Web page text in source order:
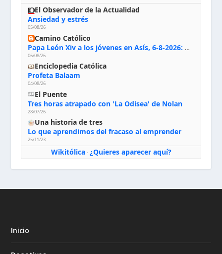
El Observador de la Actualidad
Ansiedad y estrés
05/08/26
Camino Católico
Papa León Xiv a los jóvenes en Asís, 6-8-2026: «De san Francisco aprendan la radicalidad evangélica: no los vuelve ciegos ni violentos, sino sensibles, atentos, siempre en el seguimiento de Jesús, humildes y acogiendo a todos»
06/08/26
Enciclopedia Católica
Profeta Balaam
04/08/26
El Puente
Tres horas atrapado con 'La Odisea' de Nolan
28/07/26
Una historia de tres
Lo que aprendimos del fracaso al emprender
25/11/23
Wikitólica· ¿Quieres aparecer aquí?
Inicio